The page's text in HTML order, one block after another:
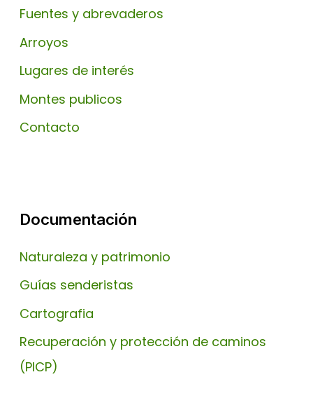
Fuentes y abrevaderos
Arroyos
Lugares de interés
Montes publicos
Contacto
Documentación
Naturaleza y patrimonio
Guías senderistas
Cartografia
Recuperación y protección de caminos
(PICP)